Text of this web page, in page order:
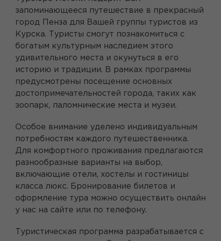
запоминающееся путешествие в прекрасный
город Пенза для Вашей группы туристов из
Курска. Туристы смогут познакомиться с
богатым культурным наследием этого
удивительного места и окунуться в его
историю и традиции. В рамках программы
предусмотрены посещение основных
достопримечательностей города, таких как
зоопарк, паломнические места и музеи.
Особое внимание уделено индивидуальным
потребностям каждого путешественника.
Для комфортного проживания предлагаются
разнообразные варианты на выбор,
включающие отели, хостелы и гостиницы
класса люкс. Бронирование билетов и
оформление тура можно осуществить онлайн
у нас на сайте или по телефону.
Туристическая программа разрабатывается с